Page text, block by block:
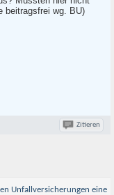
beitragsfrei wg. BU)
Zitieren
Unfallversicherungen eine